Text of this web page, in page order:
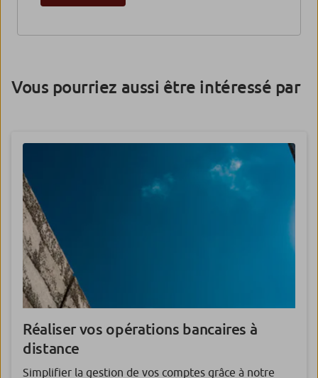
Vous pourriez aussi être intéressé par
Réaliser vos opérations bancaires à
distance
Simplifier la gestion de vos comptes grâce à notre